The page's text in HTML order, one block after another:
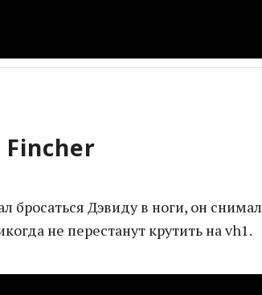
бросаться Дэвиду в ноги, он снимал
не перестанут крутить на vh1.